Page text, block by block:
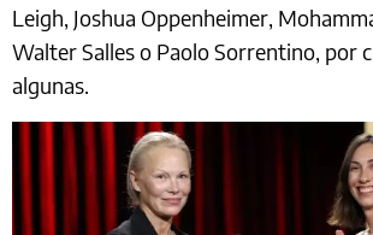
Leigh, Joshua Oppenheimer,
Walter Salles o Paolo Sorrentino, por
algunas.